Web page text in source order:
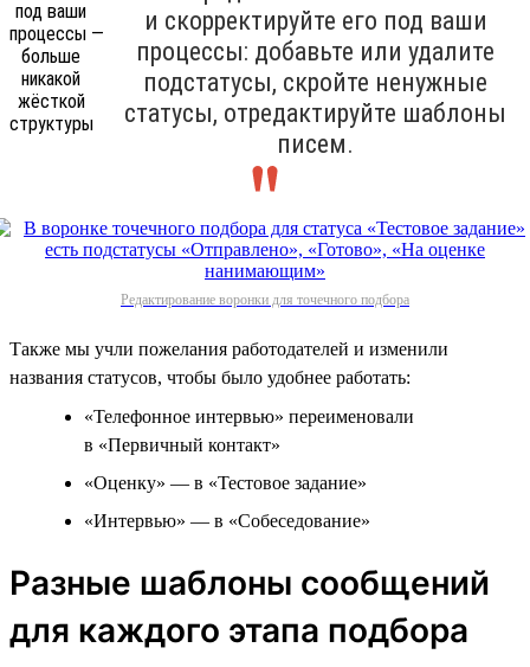
и скорректируйте его под ваши
процессы: добавьте или удалите
подстатусы, скройте ненужные
статусы, отредактируйте шаблоны
писем.
Редактирование воронки для точечного подбора
Также мы учли пожелания работодателей и изменили
названия статусов, чтобы было удобнее работать:
«Телефонное интервью» переименовали
в «Первичный контакт»
«Оценку» — в «Тестовое задание»
«Интервью» — в «Собеседование»
Разные шаблоны сообщений
для каждого этапа подбора